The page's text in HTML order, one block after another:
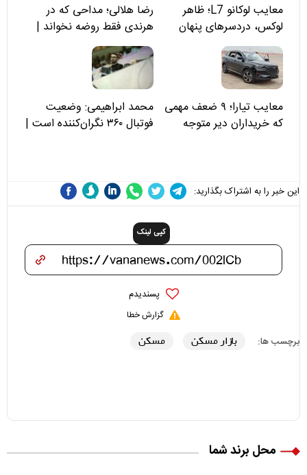
معایب لوکانو L7؛ ظاهر
لوکس، دردسرهای پنهان
رضا هلالی؛ مداحی که در
هرندی فقط روضه نخواند |
مسئولان «تکیه‌گاه آقا مرتضی
علی(ع)» را جدی‌تر ببینند
معایب تیارا؛ ۹ ضعف مهمی
که خریداران دیر متوجه
محمد ابراهیمی: وضعیت
فوتبال ۳۶۰ نگران‌کننده است |
این خبر را به اشتراک بگذارید:
کپی لینک
پسندیدم
گزارش خطا
برچسب ها: بازار مسکن مسکن
محل برند شما